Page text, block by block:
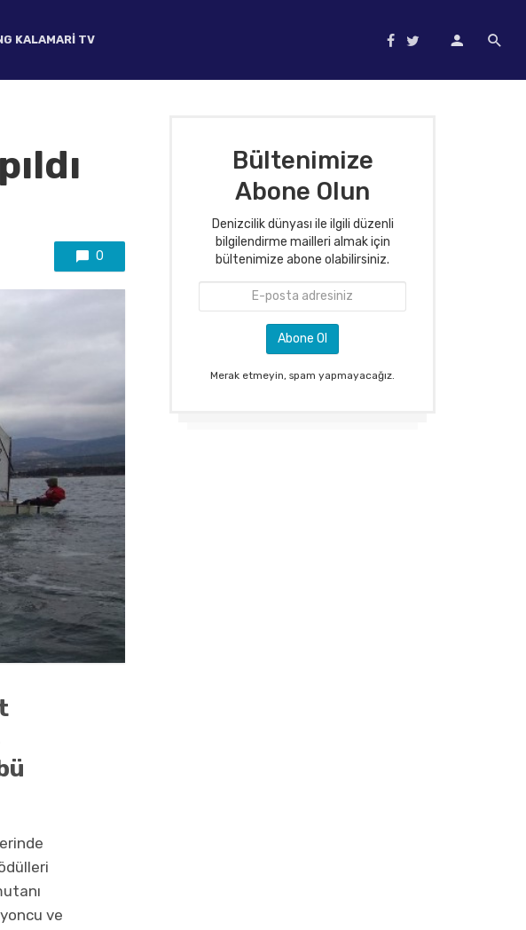
KALAMARI TV
0
ve
Bültenimize
Abone Olun
Denizcilik dünyası ile ilgili düzenli
bilgilendirme mailleri almak için
bültenimize abone olabilirsiniz.
Merak etmeyin, spam yapmayacağız.